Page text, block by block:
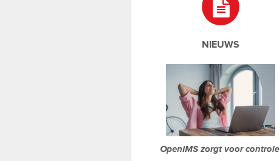
NIEUWS
OpenIMS zorgt voor controle